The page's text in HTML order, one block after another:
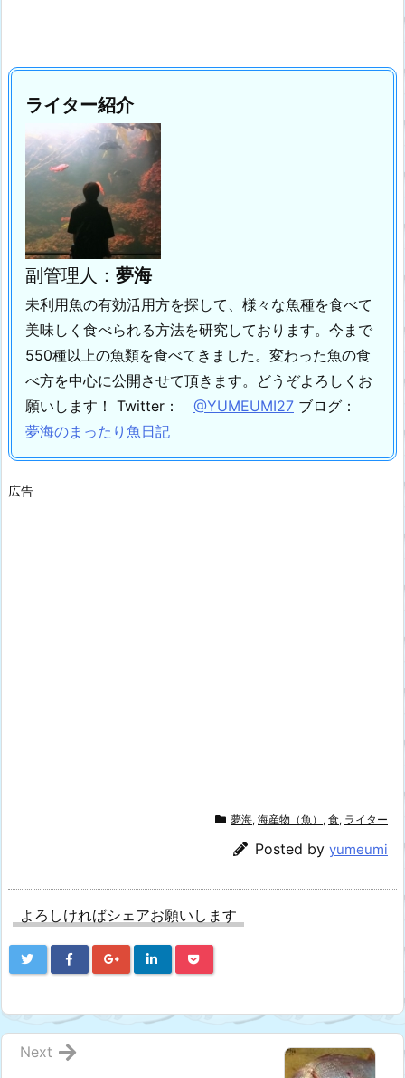
ライター紹介
副管理人： 夢海
未利用魚の有効活用方を探して、様々な魚種を食べて
美味しく食べられる方法を研究しております。 今まで
550種以上の魚類を食べてきました。 変わった魚の食
べ方を中心に公開させて頂きます。 どうぞよろしくお
願いします！ Twitter： @YUMEUMI27 ブログ：
夢海のまったり魚日記
広告
夢海, 海産物（魚） , 食, ライター
Posted by yumeumi
よろしければシェアお願いします
Next